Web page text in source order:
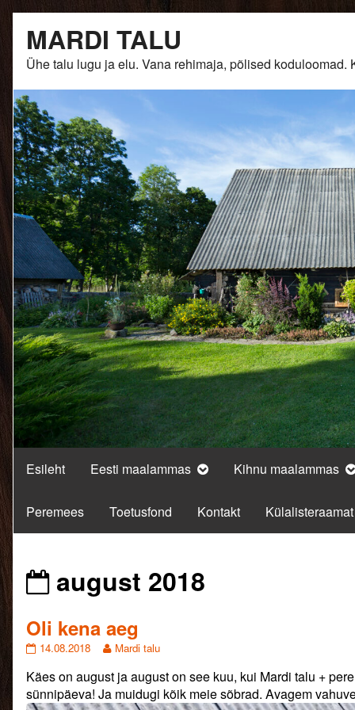
content
MARDI TALU
Ühe talu lugu ja elu. Vana rehimaja, põlised
Esileht Eesti maalammas Kihnu maalammas
Peremees Toetusfond Kontakt Külalisteraamat
Posts
from
august 2018
Oli kena aeg
Oli
aeg
published
on
14.08.2018
Read
posts
by
the
Mardi talu
Käes on august ja august on see kuu, kui Mardi talu +
sünnipäeva! Ja muidugi kõik meie sõbrad. Avagem